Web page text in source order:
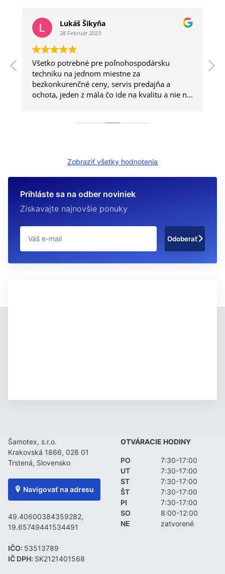
Lukáš Šikyňa
28 Február 2023
Všetko potrebné pre poľnohospodársku
techniku na jednom miestne za
bezkonkurenčné ceny, servis predajňa a
ochota, jeden z mála čo ide na kvalitu a nie na
Zobraziť všetky hodnotenia
Prihláste sa na odber noviniek
Získavajte najnovšie ponuky
Odoberať
Šamotex, s.r.o.
Krakovská 1866, 028 01
Trstená, Slovensko
Navigovať na adresu
49.40600384359282,
19.65749441534491
IČO: 53513789
IČ DPH: SK2121401568
OTVÁRACIE HODINY
PO
7:30-17:00
UT
7:30-17:00
ST
7:30-17:00
ŠT
7:30-17:00
PI
7:30-17:00
SO
8:00-12:00
NE
zatvorené